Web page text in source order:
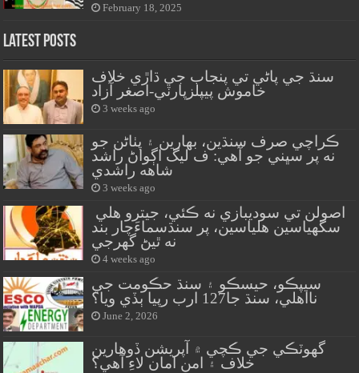
February 18, 2025
Latest Posts
سنڌ جي پاڻي تي پنجاب جي ڌاڙي خلاف
خاموش پيپلزپارٽي-اصغر آزاد
3 weeks ago
ڪراچي صرف سنڌين، بهارين ۽ پٺاڻن جو
نه پر سڀني جو آهي: ف ليگ اڳواڻ راشد
شاهه راشدي
3 weeks ago
سگهياسين هلياسين، پر سنڌسماءَچار بند
نه ٿيڻ گهرجي
4 weeks ago
سيپڪو، حيسڪو ۽ سنڌ حڪومت جي
نااهلي، سنڌ جا127 ارب رپيا ٻڏي ويا؟
June 2, 2026
گهوٽڪي جي ڪچي ۾ آپريشن ڏوهارين
خلاف ۽ امن امان لاءِ آهي؟